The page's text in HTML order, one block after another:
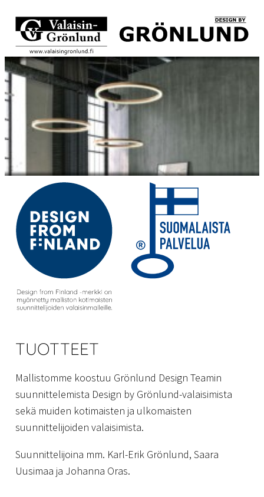
TUOTTEET
Mallistomme koostuu Grönlund Design Teamin
suunnittelemista Design by Grönlund-valaisimista
sekä muiden kotimaisten ja ulkomaisten
suunnittelijoiden valaisimista.
Suunnittelijoina mm. Karl-Erik Grönlund, Saara
Uusimaa ja Johanna Oras.